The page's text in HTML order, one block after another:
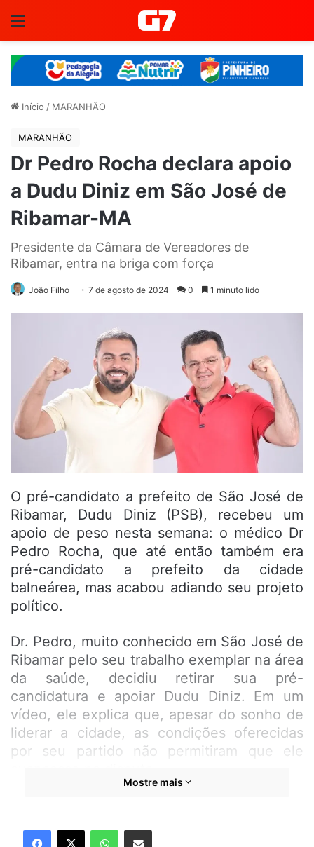
Início / MARANHÃO
MARANHÃO
Dr Pedro Rocha declara apoio
a Dudu Diniz em São José de
Ribamar-MA
Presidente da Câmara de Vereadores de
Ribamar, entra na briga com força
João Filho 7 de agosto de 2024 0 1 minuto lido
O pré-candidato a prefeito de São José de
Ribamar, Dudu Diniz (PSB), recebeu um
apoio de peso nesta semana: o médico Dr
Pedro Rocha, que até então também era
pré-candidato a prefeito da cidade
balneárea, mas acabou adiando seu projeto
político.
Dr. Pedro, muito conhecido em São José de
Ribamar pelo seu trabalho exemplar na área
da saúde, decidiu retirar sua pré-
candidatura e apoiar Dudu Diniz. Em um
vídeo, ele explica que, apesar do sonho de
liderar a cidade, as condições oferecidas
por seu partido não permitiram que ele
urgentes em nosso município, e por isso,
decidi apoiar o nosso amigo Dudu Diniz.
Mostre mais